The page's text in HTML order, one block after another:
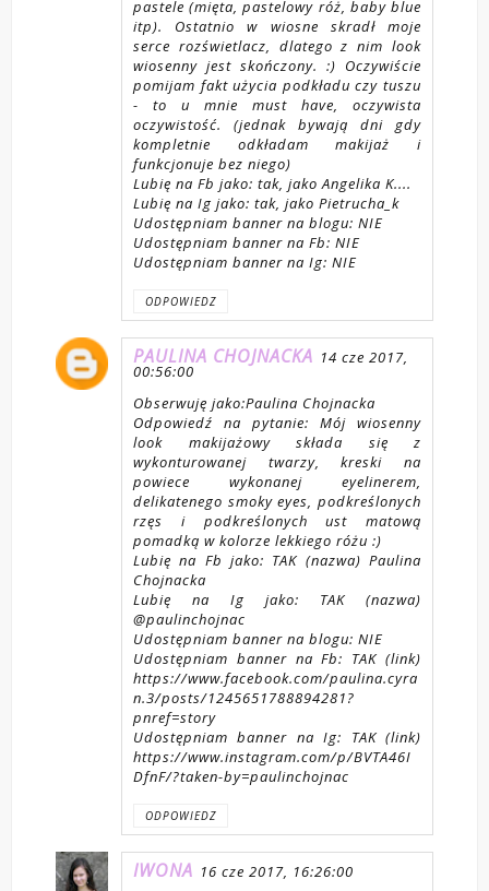
pastele (mięta, pastelowy róż, baby blue
itp). Ostatnio w wiosne skradł moje
serce rozświetlacz, dlatego z nim look
wiosenny jest skończony. :) Oczywiście
pomijam fakt użycia podkładu czy tuszu
- to u mnie must have, oczywista
oczywistość. (jednak bywają dni gdy
kompletnie odkładam makijaż i
funkcjonuje bez niego)
Lubię na Fb jako: tak, jako Angelika K....
Lubię na Ig jako: tak, jako Pietrucha_k
Udostępniam banner na blogu: NIE
Udostępniam banner na Fb: NIE
Udostępniam banner na Ig: NIE
ODPOWIEDZ
PAULINA CHOJNACKA 14 cze 2017,
00:56:00
Obserwuję jako:Paulina Chojnacka
Odpowiedź na pytanie: Mój wiosenny
look makijażowy składa się z
wykonturowanej twarzy, kreski na
powiece wykonanej eyelinerem,
delikatenego smoky eyes, podkreślonych
rzęs i podkreślonych ust matową
pomadką w kolorze lekkiego różu :)
Lubię na Fb jako: TAK (nazwa) Paulina
Chojnacka
Lubię na Ig jako: TAK (nazwa)
@paulinchojnac
Udostępniam banner na blogu: NIE
Udostępniam banner na Fb: TAK (link)
https://www.facebook.com/paulina.cyra
n.3/posts/1245651788894281?
pnref=story
Udostępniam banner na Ig: TAK (link)
https://www.instagram.com/p/BVTA46I
DfnF/?taken-by=paulinchojnac
ODPOWIEDZ
IWONA 16 cze 2017, 16:26:00